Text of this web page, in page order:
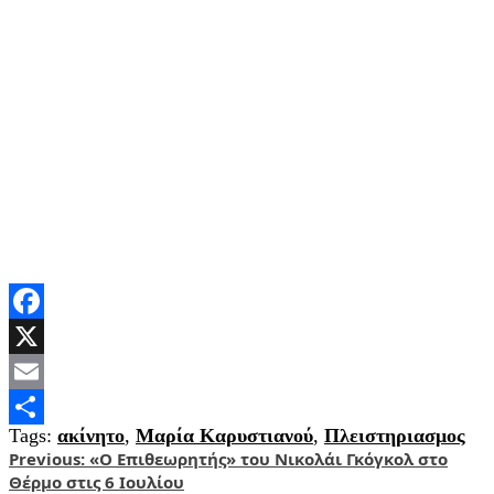
Facebook
X
Email
Share
Tags: ακίνητο, Μαρία Καρυστιανού, Πλειστηριασμος
Post
Previous: «Ο Επιθεωρητής» του Νικολάι Γκόγκολ στο
Θέρμο στις 6 Ιουλίου